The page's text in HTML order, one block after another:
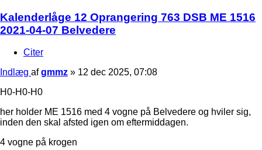
Kalenderlåge 12 Oprangering 763 DSB ME 1516
2021-04-07 Belvedere
Citer
Indlæg afgmmz » 12 dec 2025, 07:08
H0-H0-H0
her holder ME 1516 med 4 vogne på Belvedere og hviler sig,
inden den skal afsted igen om eftermiddagen.
4 vogne på krogen